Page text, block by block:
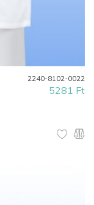
2240-8102-0022
5281 Ft